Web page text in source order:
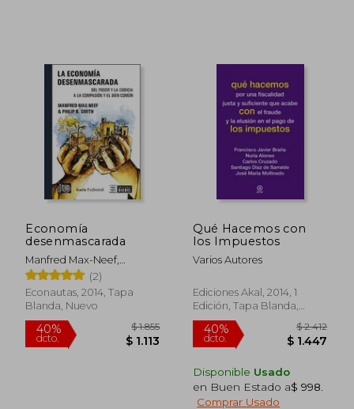
50% $ 2.220 40%
Economía
desenmascarada
Manfred Max-Neef,
Antonio Elizalde, Martín
Hopenhayn
(2)
Econautas, 2014, Tapa
Blanda, Nuevo
Qué Hacemos con
los Impuestos
Varios Autores
Ediciones Akal, 2014, 1
Edición, Tapa Blanda,
Nuevo
Disponible Usado
en Buen Estado a$ 998
Comprar Usado